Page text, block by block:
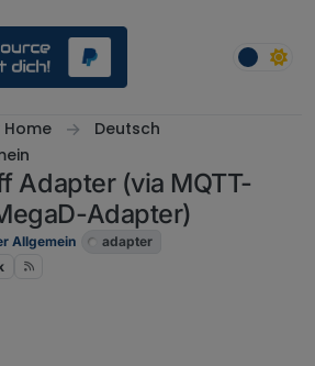
Deutsch
Adapter (via MQTT-
Adapter)
Allgemein
adapter